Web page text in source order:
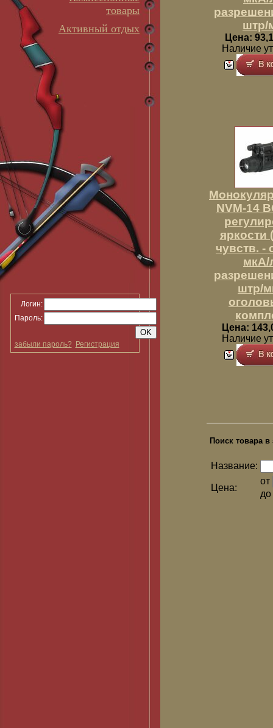
товары
Активный отдых
Логин:
Пароль:
забыли пароль? Регистрация
штр/
Цена:
Наличие
NVM-14
яркости
чувств. -
мкА/
штр/
Цена:
Наличие
Поиск товара в
Название:
Цена:
от
до